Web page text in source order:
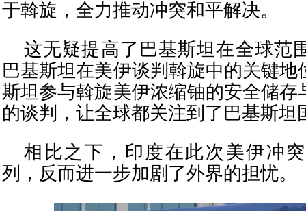
于斡旋，全力推动冲突和平解决。
这无疑提高了巴基斯坦在全球范
巴基斯坦在美伊谈判斡旋中的关键地
斯坦参与斡旋美伊浓缩铀的安全储存
的谈判，让全球都关注到了巴基斯坦
相比之下，印度在此次美伊冲
列，反而进一步加剧了外界的担忧。